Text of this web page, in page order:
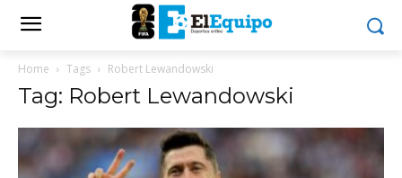
Home Tags Robert Lewandowski
Tag: Robert Lewandowski